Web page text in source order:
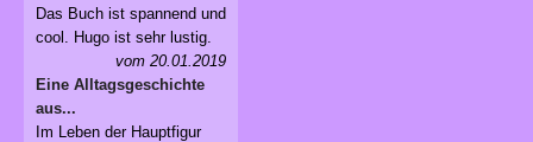
Das Buch ist spannend und
cool. Hugo ist sehr lustig.
vom 20.01.2019
Eine Alltagsgeschichte
aus...
Im Leben der Hauptfigur